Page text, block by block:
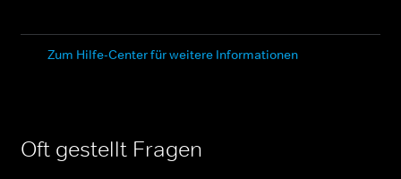
Zum Hilfe-Center für weitere Informationen
Oft gestellt Fragen